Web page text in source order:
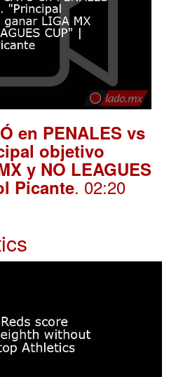
en PENALES vs
objetivo
y NO LEAGUES
Picante. 02:20